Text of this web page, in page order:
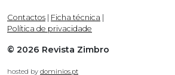
Contactos | Ficha técnica |
Política de privacidade
© 2026 Revista Zimbro
hosted by dominios.pt